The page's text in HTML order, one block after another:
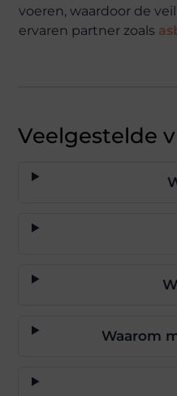
voeren, waardoor de
ervaren partner zoals
Veelgestelde
Waarom